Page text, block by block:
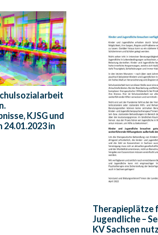
KJSG und
24.01.2023 in
Therapieplätze
Jugendliche –
KV Sachsen